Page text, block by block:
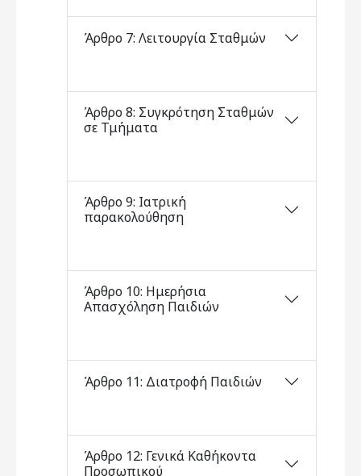
Άρθρο 7: Λειτουργία Σταθμών
Άρθρο 8: Συγκρότηση Σταθμών
σε Τμήματα
Άρθρο 9: Ιατρική
παρακολούθηση
Άρθρο 10: Ημερήσια
Απασχόληση Παιδιών
Άρθρο 11: Διατροφή Παιδιών
Άρθρο 12: Γενικά Καθήκοντα
Προσωπικού